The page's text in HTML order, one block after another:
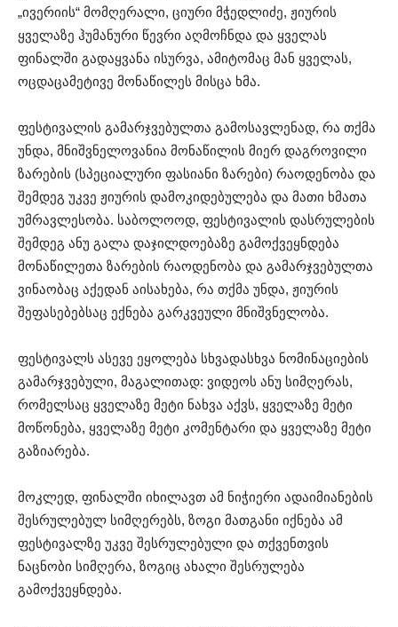
„ივერიის“ მომღერალი, ციური მჭედლიძე, ჟიურის
ყველაზე ჰუმანური წევრი აღმოჩნდა და ყველას
ფინალში გადაყვანა ისურვა, ამიტომაც მან ყველას,
ოცდაცამეტივე მონაწილეს მისცა ხმა.
ფესტივალის გამარჯვებულთა გამოსავლენად, რა თქმა
უნდა, მნიშვნელოვანია მონაწილის მიერ დაგროვილი
ზარების (სპეციალური ფასიანი ზარები) რაოდენობა და
შემდეგ უკვე ჟიურის დამოკიდებულება და მათი ხმათა
უმრავლესობა. საბოლოოდ, ფესტივალის დასრულების
შემდეგ ანუ გალა დაჯილდოებაზე გამოქვეყნდება
მონაწილეთა ზარების რაოდენობა და გამარჯვებულთა
ვინაობაც აქედან აისახება, რა თქმა უნდა, ჟიურის
შეფასებებსაც ექნება გარკვეული მნიშვნელობა.
ფესტივალს ასევე ეყოლება სხვადასხვა ნომინაციების
გამარჯვებული, მაგალითად: ვიდეოს ანუ სიმღერას,
რომელსაც ყველაზე მეტი ნახვა აქვს, ყველაზე მეტი
მოწონება, ყველაზე მეტი კომენტარი და ყველაზე მეტი
გაზიარება.
მოკლედ, ფინალში იხილავთ ამ ნიჭიერი ადაიმიანების
შესრულებულ სიმღერებს, ზოგი მათგანი იქნება ამ
ფესტივალზე უკვე შესრულებული და თქვენთვის
ნაცნობი სიმღერა, ზოგიც ახალი შესრულება
გამოქვეყნდება.